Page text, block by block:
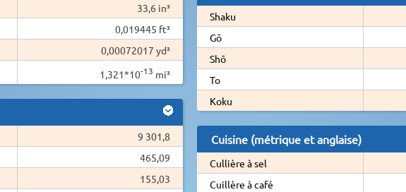
33,6 in³
0,019445 ft³
0,00072017 yd³
1,321*10-13 mi³
9 301,8
465,09
155,03
Shaku
Gō
Shō
To
Koku
Cuisine (métrique et anglaise)
Cullière à sel
Cuillère à café